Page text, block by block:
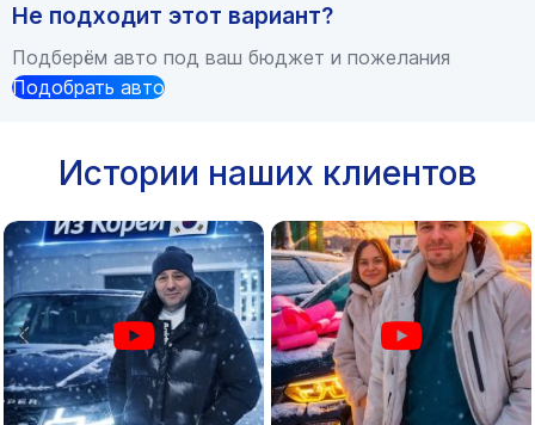
Не подходит этот вариант?
Подберём авто под ваш бюджет и пожелания
Подобрать авто
Истории наших клиентов